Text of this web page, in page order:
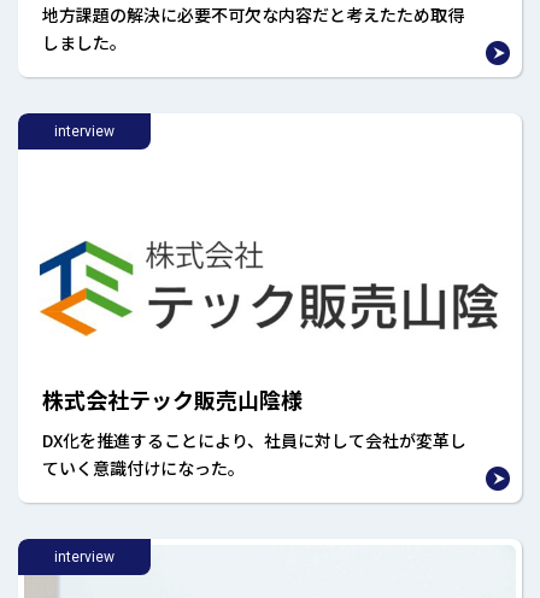
地方課題の解決に必要不可欠な内容だと考えたため取得
しました。
interview
株式会社テック販売山陰様
DX化を推進することにより、社員に対して会社が変革し
ていく意識付けになった。
interview